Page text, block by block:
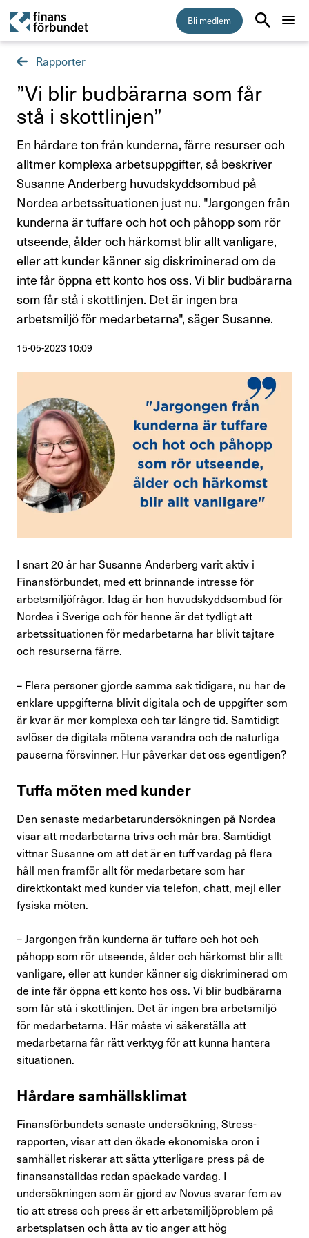
Bli medlem
Råd & stöd
Om Finansförbundet
Press & opinion
Presskontakt
Perspektiv
Finansförbundets åsikter
Branschfrågor i fokus
Rapporter
Remissvar
Nationella samarbeten
Internationellt arbete
Förtroendevald
Kontakta oss
In English
Logga in
Rapporter
”Vi blir budbä­rarna som får
stå i skott­linjen”
En hårdare ton från kunderna, färre resurser och
alltmer komplexa arbetsuppgifter, så beskriver
Susanne Anderberg huvudskyddsombud på
Nordea arbetssituationen just nu. "Jargongen från
kunderna är tuffare och hot och påhopp som rör
utseende, ålder och härkomst blir allt vanligare,
eller att kunder känner sig diskriminerad om de
inte får öppna ett konto hos oss. Vi blir budbärarna
som får stå i skottlinjen. Det är ingen bra
arbetsmiljö för medarbetarna", säger Susanne.
15-05-2023 10:09
I snart 20 år har Susanne Anderberg varit aktiv i
Finansförbundet, med ett brinnande intresse för
arbetsmiljöfrågor. Idag är hon huvudskyddsombud för
Nordea i Sverige och för henne är det tydligt att
arbetssituationen för medarbetarna har blivit tajtare
och resurserna färre.
– Flera personer gjorde samma sak tidigare, nu har de
enklare uppgifterna blivit digitala och de uppgifter som
är kvar är mer komplexa och tar längre tid. Samtidigt
avlöser de digitala mötena varandra och de naturliga
pauserna försvinner. Hur påverkar det oss egentligen?
Tuffa möten med kunder
Den senaste medarbetarundersökningen på Nordea
visar att medarbetarna trivs och mår bra. Samtidigt
vittnar Susanne om att det är en tuff vardag på flera
håll men framför allt för medarbetare som har
direktkontakt med kunder via telefon, chatt, mejl eller
fysiska möten.
– Jargongen från kunderna är tuffare och hot och
påhopp som rör utseende, ålder och härkomst blir allt
vanligare, eller att kunder känner sig diskriminerad om
de inte får öppna ett konto hos oss. Vi blir budbärarna
som får stå i skottlinjen. Det är ingen bra arbetsmiljö
för medarbetarna. Här måste vi säkerställa att
medarbetarna får rätt verktyg för att kunna hantera
situationen.
Hårdare samhällsklimat
Finansförbundets senaste undersökning, Stress-
rapporten, visar att den ökade ekonomiska oron i
samhället riskerar att sätta ytterligare press på de
finansanställdas redan späckade vardag. I
undersökningen som är gjord av Novus svarar fem av
tio att stress och press är ett arbetsmiljöproblem på
arbetsplatsen och åtta av tio anger att hög